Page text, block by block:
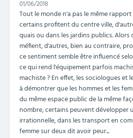
01/06/2018
Tout le monde n'a pas le même
certains profitent du centre ville,
quais ou dans les jardins publics. Alors
méfient, d'autres, bien au contraire,
ce sentiment semble être influencé
ce qui rend l'équipement parfois
machiste ? En effet, les sociologues et
à démontrer que les hommes et les
du même espace public de la même
nombre, certains peuvent développer
irrationnelle, dans les transport en
femme sur deux dit avoir peur...